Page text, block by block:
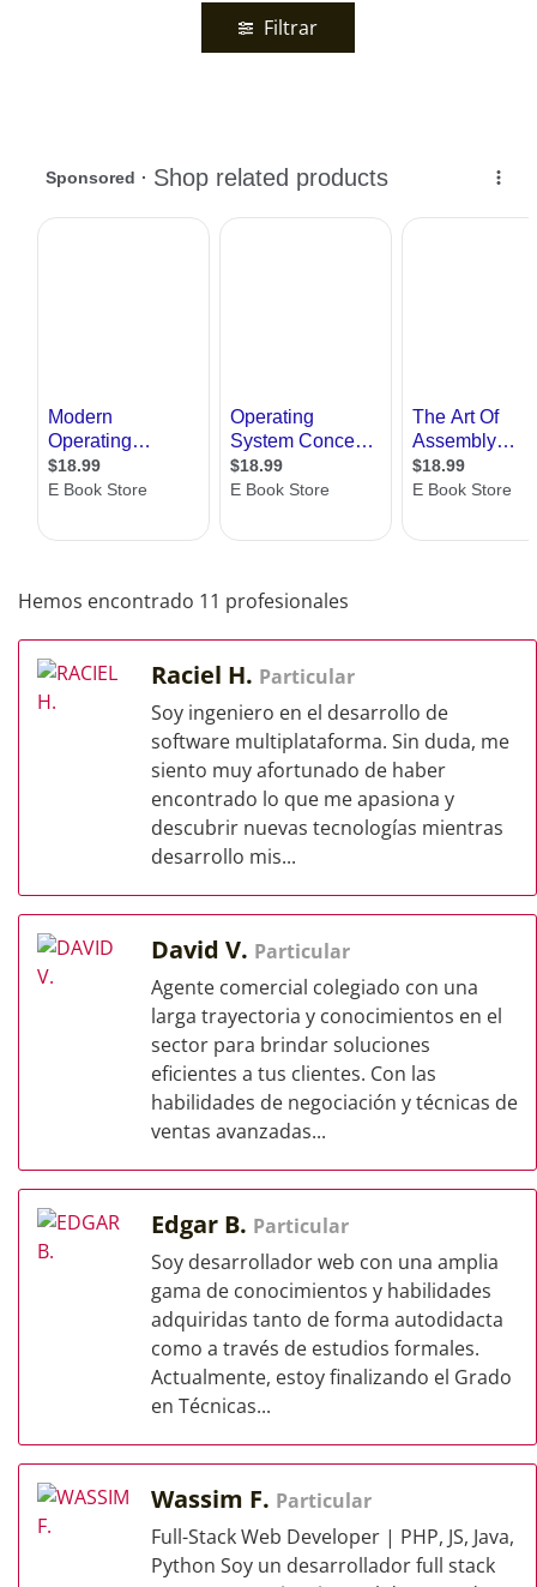
Filtrar
Hemos encontrado 11 profesionales
Raciel H. Particular
Soy ingeniero en el desarrollo de
software multiplataforma. Sin duda, me
siento muy afortunado de haber
encontrado lo que me apasiona y
descubrir nuevas tecnologías mientras
desarrollo mis...
David V. Particular
Agente comercial colegiado con una
larga trayectoria y conocimientos en el
sector para brindar soluciones
eficientes a tus clientes. Con las
habilidades de negociación y técnicas de
ventas avanzadas...
Edgar B. Particular
Soy desarrollador web con una amplia
gama de conocimientos y habilidades
adquiridas tanto de forma autodidacta
como a través de estudios formales.
Actualmente, estoy finalizando el Grado
en Técnicas...
Wassim F. Particular
Full-Stack Web Developer | PHP, JS, Java,
Python Soy un desarrollador full stack